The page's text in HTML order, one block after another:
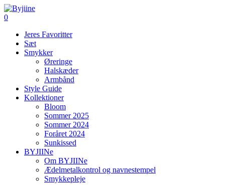
Skip
to
content
search
0
Jeres Favoritter
Sæt
Smykker
Øreringe
Halskæder
Armbånd
Style Guide
Kollektioner
Bloom
Sommer 2025
Sommer 2024
Foråret 2024
Sunkissed
BYJIINe
Om BYJIINe
Ædelmetalkontrol og navnestempel
Smykkepleje